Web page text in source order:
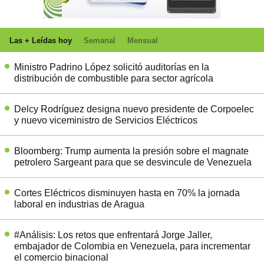
Las + Leídas hoy Semanal Mensual
Ministro Padrino López solicitó auditorías en la
distribución de combustible para sector agrícola
Delcy Rodríguez designa nuevo presidente de Corpoelec
y nuevo viceministro de Servicios Eléctricos
Bloomberg: Trump aumenta la presión sobre el magnate
petrolero Sargeant para que se desvincule de Venezuela
Cortes Eléctricos disminuyen hasta en 70% la jornada
laboral en industrias de Aragua
#Análisis: Los retos que enfrentará Jorge Jaller,
embajador de Colombia en Venezuela, para incrementar
el comercio binacional